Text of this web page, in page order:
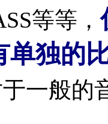
等等，
单独的
一般的